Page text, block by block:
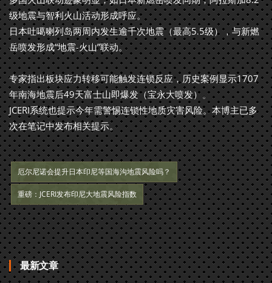
级地震与智利火山活动形成呼应。
日本吐噶喇列岛两周内发生逾千次地震（最高5.5级），与新燃
岳喷发形成“地震-火山”联动。
专家指出板块应力转移可能触发连锁反应，历史案例显示1707
年南海地震后49天富士山即爆发（宝永大喷发）。
JCERI系统也提示今年需警惕连锁性地质灾害风险。本博主已多
次在笔记中发布相关提示。
厄尔尼诺会提升日本印尼等国海沟地震风险吗？
重磅：JCERI发布印尼大地震风险指数
最新文章